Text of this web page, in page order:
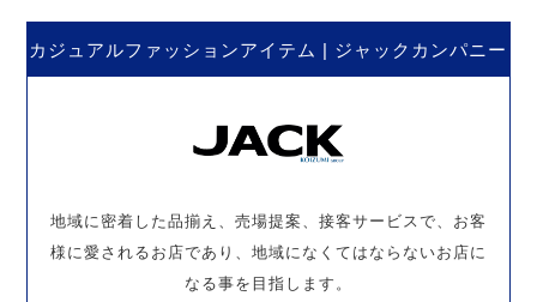
カジュアルファッションアイテム | ジャックカンパニー
地域に密着した品揃え、売場提案、接客サービスで、お客
様に愛されるお店であり、地域になくてはならないお店に
なる事を目指します。